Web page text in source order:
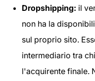
Dropshipping: il
non ha la
sul proprio sito.
intermediario tra
l'acquirente finale.